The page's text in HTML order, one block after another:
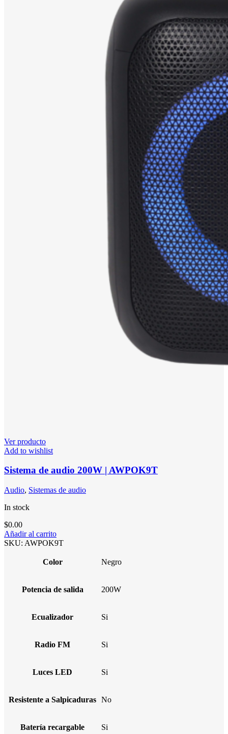
Ver producto
Add to wishlist
Sistema de audio 200W | AWPOK9T
Audio, Sistemas de audio
In stock
$0.00
Añadir al carrito
SKU: AWPOK9T
Color Negro
Potencia de salida 200W
Ecualizador Si
Radio FM Si
Luces LED Si
Resistente a Salpicaduras No
Batería recargable Si